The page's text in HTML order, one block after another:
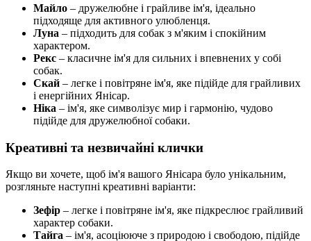
Майло – дружелюбне і грайливе ім'я, ідеально
підходяще для активного улюбленця.
Луна – підходить для собак з м'яким і спокійним
характером.
Рекс – класичне ім'я для сильних і впевнених у собі
собак.
Скай – легке і повітряне ім'я, яке підійде для грайливих
і енергійних Янісар.
Ніка – ім'я, яке символізує мир і гармонію, чудово
підійде для дружелюбної собаки.
Креативні та незвичайні клички
Якщо ви хочете, щоб ім'я вашого Янісара було унікальним,
розгляньте наступні креативні варіанти:
Зефір – легке і повітряне ім'я, яке підкреслює грайливий
характер собаки.
Тайга – ім'я, асоціююче з природою і свободою, підійде